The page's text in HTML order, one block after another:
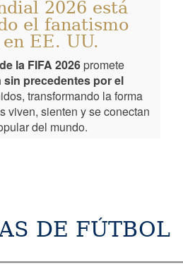
2026 está
el fanatismo
EE. UU.
la FIFA 2026promete
sin precedentes por el
transformando la forma
viven, sienten y se conectan
del mundo.
DE FÚTBOL